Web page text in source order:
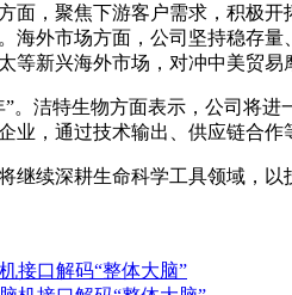
面，聚焦下游客户需求，积极
海外市场方面，公司坚持稳存
等新兴海外市场，对冲中美贸易
”。洁特生物方面表示，公司将
业，通过技术输出、供应链合
继续深耕生命科学工具领域，
接口解码“整体大脑”